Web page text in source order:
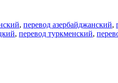
, перевод азербайджанский,
, перевод туркменский,